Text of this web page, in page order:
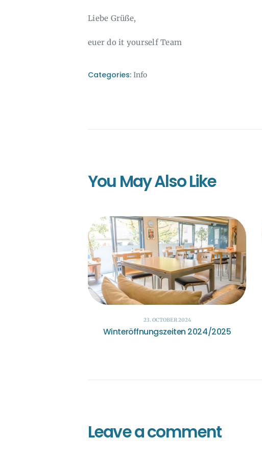
Liebe Grüße,
euer do it yourself Team
Categories: Info
You May Also Like
23. OCTOBER 2024
Winteröffnungszeiten 2024/2025
Leave a comment